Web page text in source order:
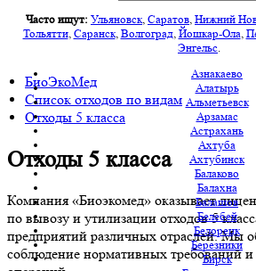
Часто ищут: Ульяновск, Саратов, Нижний
Тольятти, Саранск, Волгоград, Йошкар-Ола,
Энгельс.
Азнакаево
Алатырь
Альметьевск
Арзамас
Астрахань
Ахтуба
Ахтубинск
Балаково
Балахна
Балашов
Белебей
Белорецк
Березники
Бирск
БиоЭкоМед
Список отходов по видам
Отходы 5 класса
Отходы 5 класса
Компания «Биоэкомед» оказывает
по вывозу и утилизации отходов 5
предприятий различных отраслей. Мы
соблюдение нормативных требований и